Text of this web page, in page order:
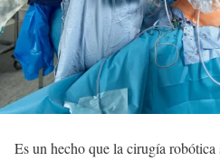
Es un hecho que la cirugía robótica